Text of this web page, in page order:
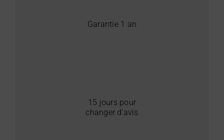
Garantie 1 an
15 jours pour
changer d’avis